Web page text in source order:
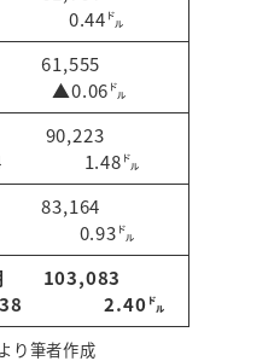
0.44㌦
期 61,555
▲0.06㌦
月期 90,223
1.48㌦
期 83,164
0.93㌦
103,083
2.40㌦
り筆者作成